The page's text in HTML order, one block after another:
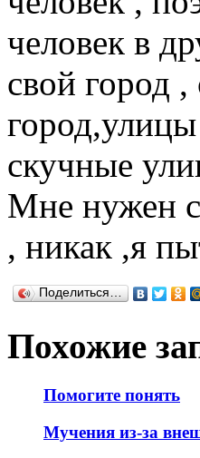
человек в
свой город
город,улицы
скучные
Мне нужен
, никак ,я
Поделиться…
Похожие
Помогите понять
Мучения из-за